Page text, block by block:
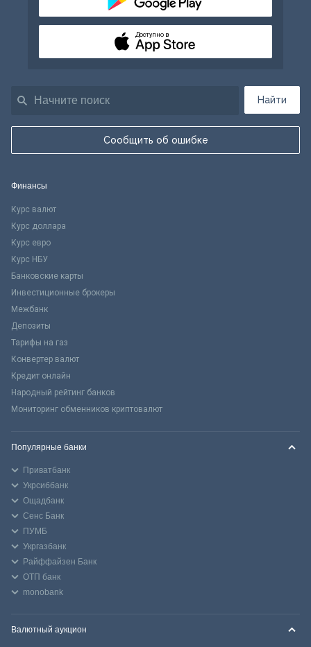
Найти
Сообщить об ошибке
Доступно в
Финансы
Курс валют
Курс доллара
Курс евро
Курс НБУ
Банковские карты
Инвестиционные брокеры
Межбанк
Депозиты
Тарифы на газ
Конвертер валют
Кредит онлайн
Народный рейтинг банков
Мониторинг обменников криптовалют
Популярные банки
Приватбанк
Укрсиббанк
Ощадбанк
Сенс Банк
ПУМБ
Укргазбанк
Райффайзен Банк
ОТП банк
monobank
Валютный аукцион